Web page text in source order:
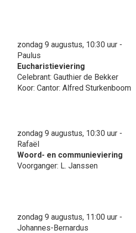
zondag 9 augustus, 10:30 uur -
Paulus
Eucharistieviering
Celebrant: Gauthier de Bekker
Koor: Cantor: Alfred Sturkenboom
zondag 9 augustus, 10:30 uur -
Rafaël
Woord- en communieviering
Voorganger: L. Janssen
zondag 9 augustus, 11:00 uur -
Johannes-Bernardus